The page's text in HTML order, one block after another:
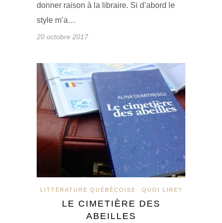
donner raison à la libraire. Si d’abord le
style m’a…
20 octobre 2017
LITTÉRATURE QUÉBÉCOISE QUOI LIRE?
LE CIMETIÈRE DES
ABEILLES